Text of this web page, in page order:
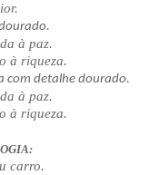
à paz.
à riqueza.
com detalhe dourado.
à paz.
à riqueza.
carro.